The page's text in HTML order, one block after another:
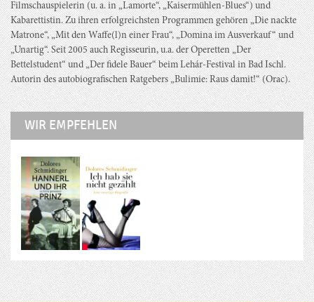
Filmschauspielerin (u. a. in „Lamorte“, „Kaisermühlen-Blues“) und
Kabarettistin. Zu ihren erfolgreichsten Programmen gehören „Die nackte
Matrone“, „Mit den Waffe(l)n einer Frau“, „Domina im Ausverkauf“ und
„Unartig“. Seit 2005 auch Regisseurin, u.a. der Operetten „Der
Bettelstudent“ und „Der fidele Bauer“ beim Lehár-Festival in Bad Ischl.
Autorin des autobiografischen Ratgebers „Bulimie: Raus damit!“ (Orac).
WIR EMPFEHLEN